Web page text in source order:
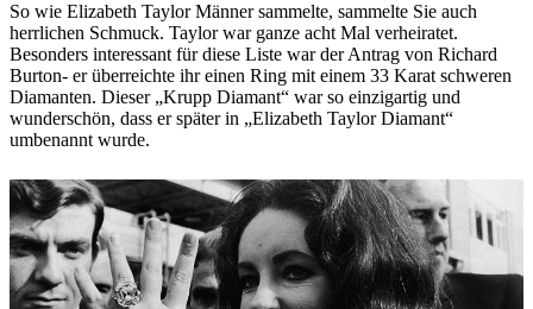
So wie Elizabeth Taylor Männer sammelte, sammelte Sie auch
herrlichen Schmuck. Taylor war ganze acht Mal verheiratet.
Besonders interessant für diese Liste war der Antrag von Richard
Burton- er überreichte ihr einen Ring mit einem 33 Karat schweren
Diamanten. Dieser „Krupp Diamant“ war so einzigartig und
wunderschön, dass er später in „Elizabeth Taylor Diamant“
umbenannt wurde.